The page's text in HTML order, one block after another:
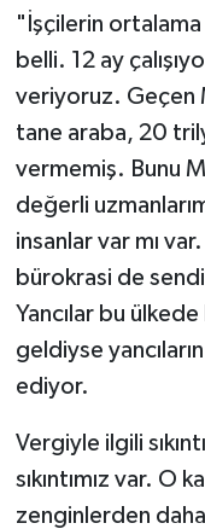
"İşçilerin
belli. 12 ay
veriyoruz. Geçen
tane araba, 20
vermemiş. Bunu
değerli
insanlar var mı
bürokrasi de
Yancılar bu
geldiyse
ediyor.
Vergiyle ilgili
sıkıntımız var. O
zenginlerden